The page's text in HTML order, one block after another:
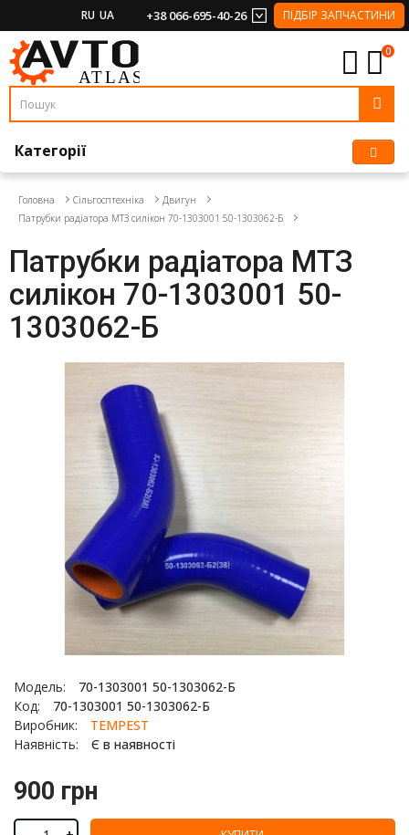
RU UA +38 066-695-40-26 ПІДБІР ЗАПЧАСТИНИ
0
Категорії
Головна Сільгосптехніка
Двигун
Патрубки радіатора МТЗ силікон 70-1303001 50-1303062-Б
Патрубки радіатора МТЗ
силікон 70-1303001 50-
1303062-Б
Модель:
70-1303001 50-1303062-Б
Код:
70-1303001 50-1303062-Б
Виробник:
TEMPEST
Наявність:
Є в наявності
900 грн